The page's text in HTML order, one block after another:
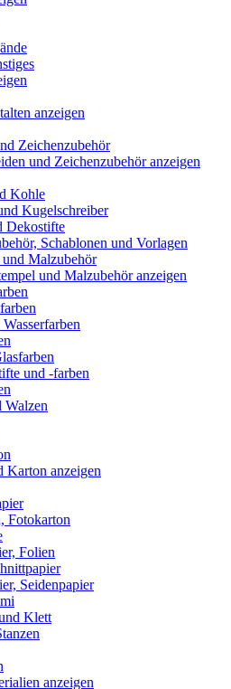
anzeigen
Zeichenzubehör
und Zeichenzubehör anzeigen
Kohle
Kugelschreiber
Dekostifte
Schablonen und Vorlagen
und Malzubehör
und Malzubehör anzeigen
und -farben
Walzen
Karton anzeigen
Fotokarton
Folien
Seidenpapier
Klett
anzeigen